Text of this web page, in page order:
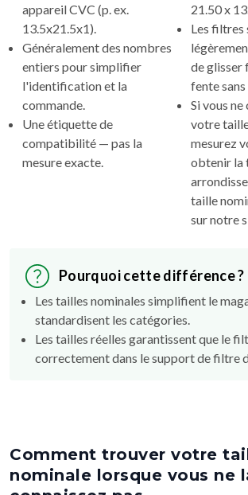
appareil CVC (p. ex.
13.5x21.5x1).
Généralement des nombres
entiers pour simplifier
l'identification et la
commande.
Une étiquette de
compatibilité — pas la
mesure exacte.
21.50 x
Les filtres
de glisser
fente
Si vous ne
votre
mesurez
obtenir la
taille
sur notre
Pourquoi cette différence ?
Les tailles nominales simplifient le
standardisent les catégories.
Les tailles réelles garantissent que le
correctement dans le support de filtre
Comment trouver votre
nominale lorsque vous ne